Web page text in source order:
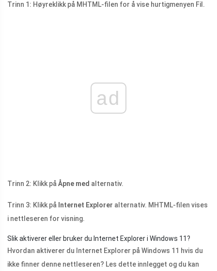
Trinn 1: Høyreklikk på MHTML-filen for å vise hurtigmenyen Fil.
ad
Trinn 2: Klikk på Åpne med alternativ.
Trinn 3: Klikk på Internet Explorer alternativ. MHTML-filen vises
i nettleseren for visning.
Slik aktiverer eller bruker du Internet Explorer i Windows 11?
Hvordan aktiverer du Internet Explorer på Windows 11 hvis du
ikke finner denne nettleseren? Les dette innlegget og du kan